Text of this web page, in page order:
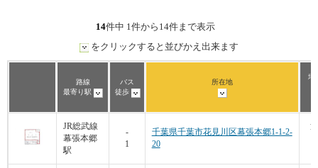
14件中 1件から14件まで表示
をクリックすると並びかえ出来ます
路線
最寄り駅
バス
徒歩
所在地
坪
JR総武線
幕張本郷
駅
-
1
千葉県千葉市花見川区幕張本郷1-1-2-
20